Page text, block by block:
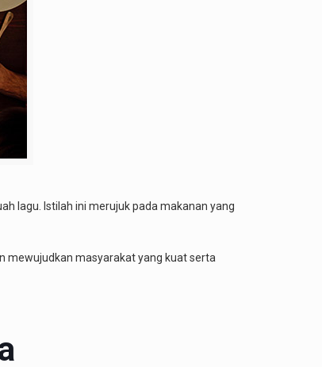
lagu. Istilah ini merujuk pada makanan yang
mewujudkan masyarakat yang kuat serta